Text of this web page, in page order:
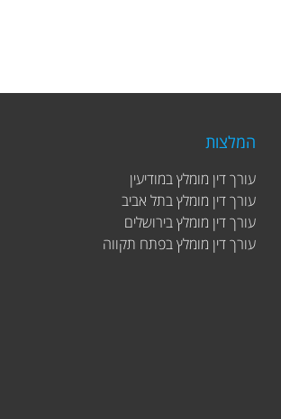
המלצות
עורך דין מומלץ במודיעין
עורך דין מומלץ בתל אביב
עורך דין מומלץ בירושלים
עורך דין מומלץ בפתח תקווה